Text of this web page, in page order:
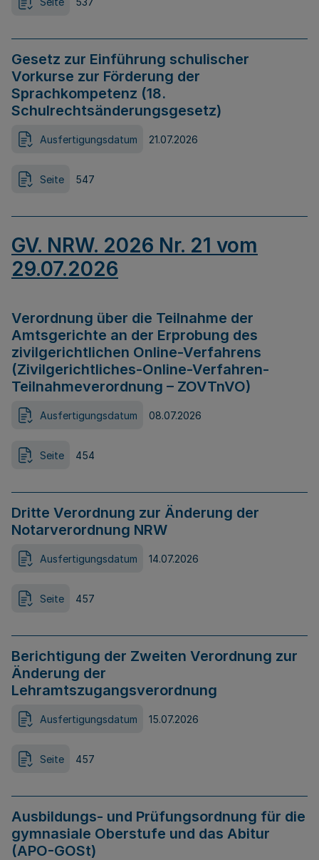
Gesetz zur Einführung schulischer
Vorkurse zur Förderung der
Sprachkompetenz (18.
Schulrechtsänderungsgesetz)
Ausfertigungsdatum 21.07.2026
Seite 547
GV. NRW. 2026 Nr. 21 vom
29.07.2026
Verordnung über die Teilnahme der
Amtsgerichte an der Erprobung des
zivilgerichtlichen Online-Verfahrens
(Zivilgerichtliches-Online-Verfahren-
Teilnahmeverordnung – ZOVTnVO)
Ausfertigungsdatum 08.07.2026
Seite 454
Dritte Verordnung zur Änderung der
Notarverordnung NRW
Ausfertigungsdatum 14.07.2026
Seite 457
Berichtigung der Zweiten Verordnung zur
Änderung der
Lehramtszugangsverordnung
Ausfertigungsdatum 15.07.2026
Seite 457
Ausbildungs- und Prüfungsordnung für die
gymnasiale Oberstufe und das Abitur
(APO-GOSt)